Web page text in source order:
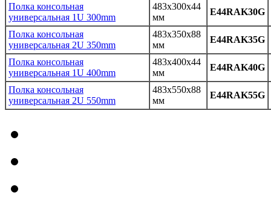
Полка консольная
универсальная 1U 300mm
483x300x44
мм
E44RAK30G
Полка консольная
универсальная 2U 350mm
483x350x88
мм
E44RAK35G
Полка консольная
универсальная 1U 400mm
483x400x44
мм
E44RAK40G
Полка консольная
универсальная 2U 550mm
483x550x88
мм
E44RAK55G